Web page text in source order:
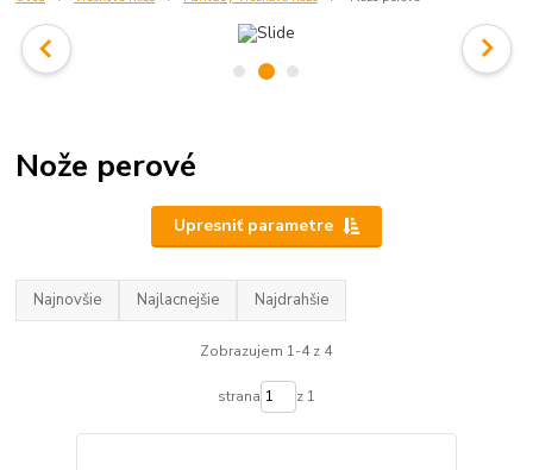
Nože perové
Upresniť parametre
Najnovšie Najlacnejšie Najdrahšie
Zobrazujem 1-4 z 4
strana z 1